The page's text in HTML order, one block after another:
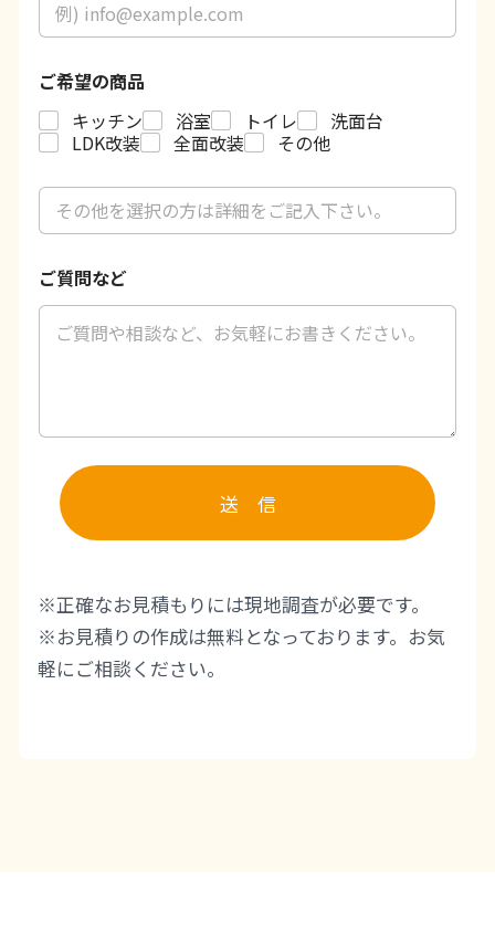
ご希望の商品
キッチン
浴室 トイレ
洗面台
LDK改装
全面改装
その他
ご
望
商
品
ご質問など
送 信
※正確なお見積もりには現地調査が必要です。
※お見積りの作成は無料となっております。お気
軽にご相談ください。